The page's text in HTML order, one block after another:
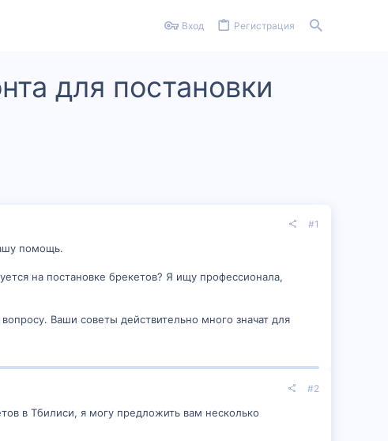
Вход Регистрация
для постановки
#1
помощь.
на постановке брекетов? Я ищу профессионала,
Ваши советы действительно много значат для
#2
в Тбилиси, я могу предложить вам несколько